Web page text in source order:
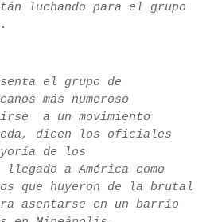
luchando para el grupo
el grupo de
más numeroso
a un movimiento
dicen los oficiales
de los
a América como
que huyeron de la brutal
asentarse en un barrio